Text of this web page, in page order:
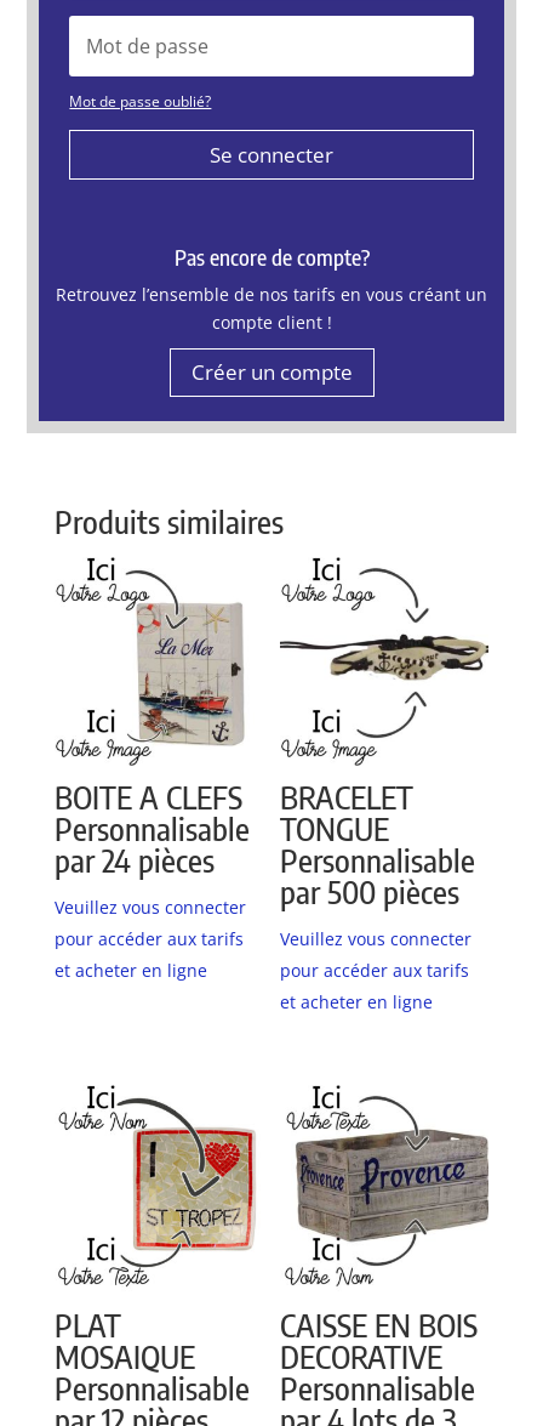
Mot de passe oublié?
Se connecter
Pas encore de compte?
Retrouvez l’ensemble de nos tarifs en vous créant un
compte client !
Créer un compte
Produits similaires
BOITE A CLEFS
Personnalisable
par 24 pièces
Veuillez vous connecter
pour accéder aux tarifs
et acheter en ligne
BRACELET
TONGUE
Personnalisable
par 500 pièces
Veuillez vous connecter
pour accéder aux tarifs
et acheter en ligne
PLAT
MOSAIQUE
Personnalisable
CAISSE EN BOIS
DECORATIVE
Personnalisable